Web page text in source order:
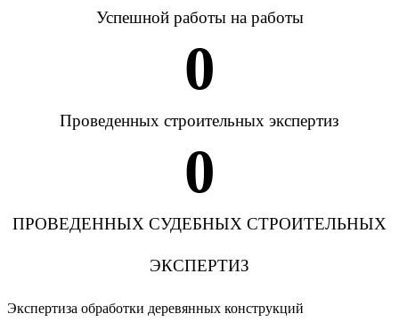
Успешной работы на работы
0
Проведенных строительных экспертиз
0
ПРОВЕДЕННЫХ СУДЕБНЫХ СТРОИТЕЛЬНЫХ
ЭКСПЕРТИЗ
Экспертиза обработки деревянных конструкций